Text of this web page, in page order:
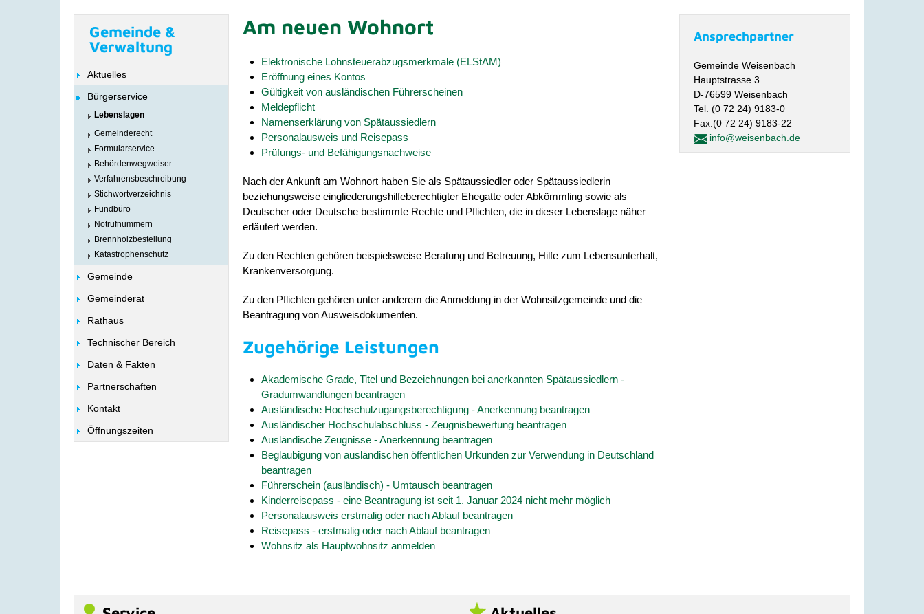
Gemeinde &
Verwaltung
Aktuelles
Bürgerservice
Lebenslagen
Gemeinderecht
Formularservice
Behördenwegweiser
Verfahrensbeschreibung
Stichwortverzeichnis
Fundbüro
Notrufnummern
Brennholzbestellung
Katastrophenschutz
Gemeinde
Gemeinderat
Rathaus
Technischer Bereich
Daten & Fakten
Partnerschaften
Kontakt
Öffnungszeiten
Am neuen Wohnort
Elektronische Lohnsteuerabzugsmerkmale (ELStAM)
Eröffnung eines Kontos
Gültigkeit von ausländischen Führerscheinen
Meldepflicht
Namenserklärung von Spätaussiedlern
Personalausweis und Reisepass
Prüfungs- und Befähigungsnachweise
Nach der Ankunft am Wohnort haben Sie als Spätaussiedler oder Spätaussiedlerin
beziehungsweise eingliederungshilfeberechtigter Ehegatte oder Abkömmling sowie als
Deutscher oder Deutsche bestimmte Rechte und Pflichten, die in dieser Lebenslage näher
erläutert werden.
Zu den Rechten gehören beispielsweise Beratung und Betreuung, Hilfe zum Lebensunterhalt,
Krankenversorgung.
Zu den Pflichten gehören unter anderem die Anmeldung in der Wohnsitzgemeinde und die
Beantragung von Ausweisdokumenten.
Zugehörige Leistungen
Akademische Grade, Titel und Bezeichnungen bei anerkannten Spätaussiedlern -
Gradumwandlungen beantragen
Ausländische Hochschulzugangsberechtigung - Anerkennung beantragen
Ausländischer Hochschulabschluss - Zeugnisbewertung beantragen
Ausländische Zeugnisse - Anerkennung beantragen
Beglaubigung von ausländischen öffentlichen Urkunden zur Verwendung in Deutschland
beantragen
Führerschein (ausländisch) - Umtausch beantragen
Kinderreisepass - eine Beantragung ist seit 1. Januar 2024 nicht mehr möglich
Personalausweis erstmalig oder nach Ablauf beantragen
Reisepass - erstmalig oder nach Ablauf beantragen
Wohnsitz als Hauptwohnsitz anmelden
Ansprechpartner
Gemeinde Weisenbach
Hauptstrasse 3
D-76599 Weisenbach
Tel. (0 72 24) 9183-0
Fax:(0 72 24) 9183-22
info@weisenbach.de